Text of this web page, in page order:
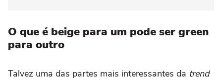
O que é beige para um pode ser green
para outro
Talvez uma das partes mais interessantes da trend